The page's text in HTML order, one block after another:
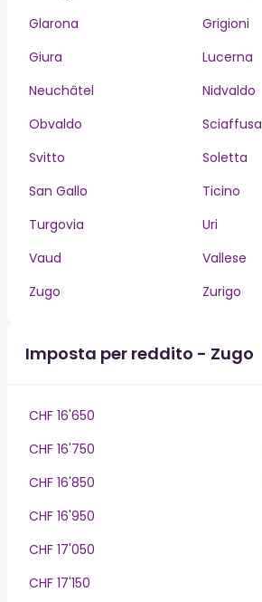
Glarona
Grigioni
Giura
Lucerna
Neuchâtel
Nidvaldo
Obvaldo
Sciaffusa
Svitto
Soletta
San Gallo
Ticino
Turgovia
Uri
Vaud
Vallese
Zugo
Zurigo
Imposta per reddito - Zugo
CHF 16'650
CHF 16'750
CHF 16'850
CHF 16'950
CHF 17'050
CHF 17'150